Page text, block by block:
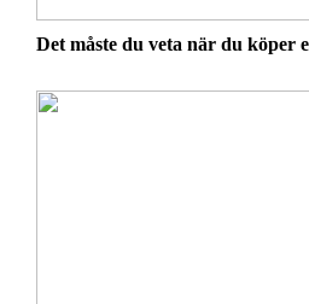
Det måste du veta när du köper